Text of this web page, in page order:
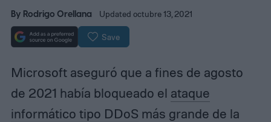
By Rodrigo Orellana Updated octubre 13, 2021
Save
Microsoft aseguró que a fines de agosto
de 2021 había bloqueado el ataque
informático tipo DDoS más grande de la